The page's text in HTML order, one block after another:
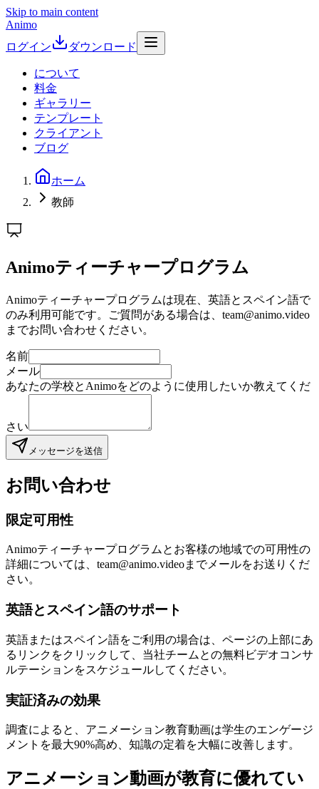
Skip to main content
Animo
ログイン
ダウンロード
について
料金
ギャラリー
テンプレート
クライアント
ブログ
ホーム
教師
Animoティーチャープログラム
Animoティーチャープログラムは現在、英語とスペイン語で
のみ利用可能です。ご質問がある場合は、team@animo.video
までお問い合わせください。
名前
メール
あなたの学校とAnimoをどのように使用したいか教えてくだ
さい
メッセージを送信
お問い合わせ
限定可用性
Animoティーチャープログラムとお客様の地域での可用性の
詳細については、team@animo.videoまでメールをお送りくだ
さい。
英語とスペイン語のサポート
英語またはスペイン語をご利用の場合は、ページの上部にあ
るリンクをクリックして、当社チームとの無料ビデオコンサ
ルテーションをスケジュールしてください。
実証済みの効果
調査によると、アニメーション教育動画は学生のエンゲージ
メントを最大90%高め、知識の定着を大幅に改善します。
アニメーション動画が教育に優れてい